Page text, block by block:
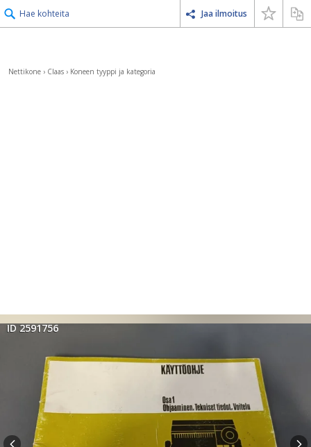
Hae kohteita Jaa ilmoitus
Nettikone › Claas › Koneen tyyppi ja kategoria
ID 2591756